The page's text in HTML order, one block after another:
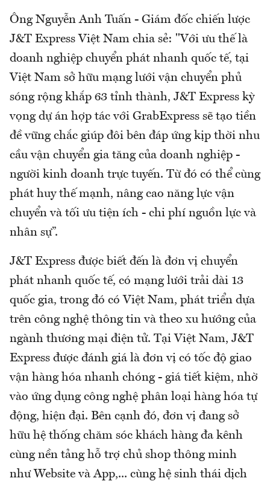
Ông Nguyễn Anh Tuấn - Giám đốc chiến lược
J&T Express Việt Nam chia sẻ: "Với ưu thế là
doanh nghiệp chuyển phát nhanh quốc tế, tại
Việt Nam sở hữu mạng lưới vận chuyển phủ
sóng rộng khắp 63 tỉnh thành, J&T Express kỳ
vọng dự án hợp tác với GrabExpress sẽ tạo tiền
đề vững chắc giúp đôi bên đáp ứng kịp thời nhu
cầu vận chuyển gia tăng của doanh nghiệp -
người kinh doanh trực tuyến. Từ đó có thể cùng
phát huy thế mạnh, nâng cao năng lực vận
chuyển và tối ưu tiện ích - chi phí nguồn lực và
nhân sự”.
J&T Express được biết đến là đơn vị chuyển
phát nhanh quốc tế, có mạng lưới trải dài 13
quốc gia, trong đó có Việt Nam, phát triển dựa
trên công nghệ thông tin và theo xu hướng của
ngành thương mại điện tử. Tại Việt Nam, J&T
Express được đánh giá là đơn vị có tốc độ giao
vận hàng hóa nhanh chóng - giá tiết kiệm, nhờ
vào ứng dụng công nghệ phân loại hàng hóa tự
động, hiện đại. Bên cạnh đó, đơn vị đang sở
hữu hệ thống chăm sóc khách hàng đa kênh
cùng nền tảng hỗ trợ chủ shop thông minh
như Website và App,... cùng hệ sinh thái dịch